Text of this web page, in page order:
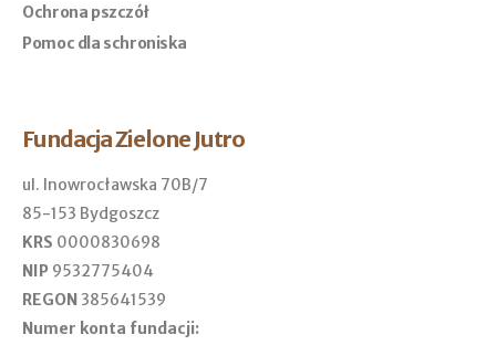
Ochrona pszczół
Pomoc dla schroniska
Fundacja Zielone Jutro
ul. Inowrocławska 70B/7
85-153 Bydgoszcz
KRS 0000830698
NIP 9532775404
REGON 385641539
Numer konta fundacji: